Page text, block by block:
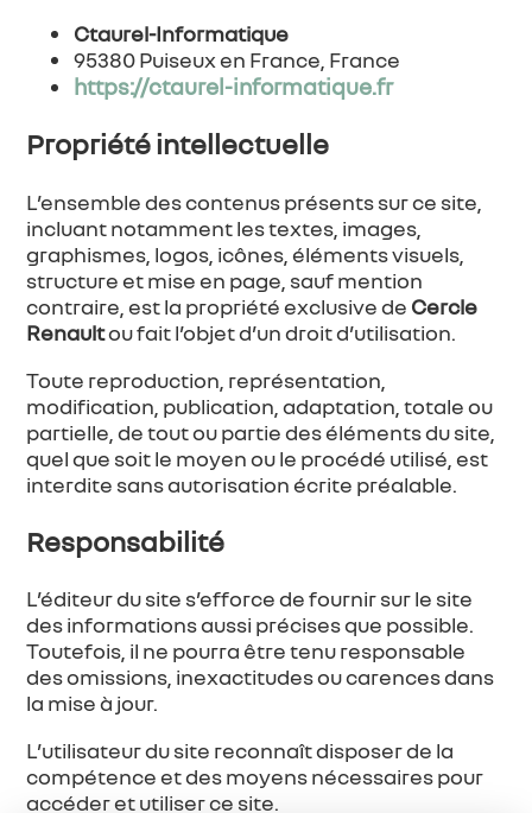
Ctaurel-Informatique
95380 Puiseux en France, France
https://ctaurel-informatique.fr
Propriété intellectuelle
L’ensemble des contenus présents sur ce site,
incluant notamment les textes, images,
graphismes, logos, icônes, éléments visuels,
structure et mise en page, sauf mention
contraire, est la propriété exclusive de Cercle
Renaultou fait l’objet d’un droit d’utilisation.
Toute reproduction, représentation,
modification, publication, adaptation, totale ou
partielle, de tout ou partie des éléments du site,
quel que soit le moyen ou le procédé utilisé, est
interdite sans autorisation écrite préalable.
Responsabilité
L’éditeur du site s’efforce de fournir sur le site
des informations aussi précises que possible.
Toutefois, il ne pourra être tenu responsable
des omissions, inexactitudes ou carences dans
la mise à jour.
L’utilisateur du site reconnaît disposer de la
compétence et des moyens nécessaires pour
accéder et utiliser ce site.